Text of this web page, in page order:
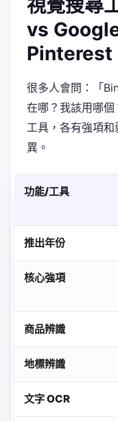
視覺搜尋
vs
Pinterest
很多人會問：「
在哪？我該用哪
工具，各有強項
異。
功能/工具
推出年份
核心強項
商品辨識
地標辨識
文字 OCR